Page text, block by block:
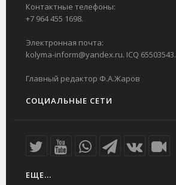
Контактные телефоны:
+7 964 455 1698.
Электронная почта:
kolyma-inform@yandex.ru. ICQ 65503543.
Главный редактор Ф.А.Жаров
СОЦИАЛЬНЫЕ СЕТИ
ЕЩЕ...